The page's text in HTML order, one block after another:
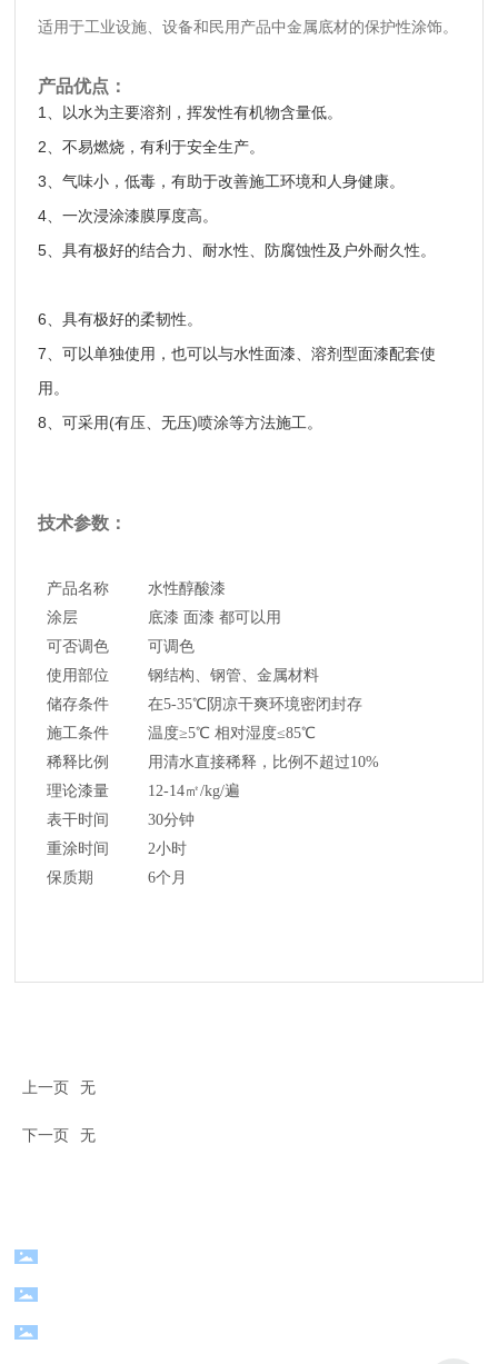
适用于工业设施、设备和民用产品中金属底材的保护性涂饰。
产品优点：
1 、以水为主要溶剂，挥发性有机物含量低。
2 、不易燃烧，有利于安全生产。
3 、气味小，低毒，有助于改善施工环境和人身健康。
4 、一次浸涂漆膜厚度高。
5 、具有极好的结合力、耐水性、防腐蚀性及户外耐久性。
6 、具有极好的柔韧性。
7 、可以单独使用，也可以与水性面漆、溶剂型面漆配套使
用。
8 、可采用 (有压、无压)喷涂等方法施工。
技术参数：
产品名称
水性醇酸漆
涂层
底漆 面漆 都可以用
可否调色
可调色
使用部位
钢结构、钢管、金属材料
储存条件
在5-35℃阴凉干爽环境密闭封存
施工条件
温度≥5℃ 相对湿度≤85℃
稀释比例
用清水直接稀释，比例不超过10%
理论漆量
12-14㎡/kg/遍
表干时间
30分钟
重涂时间
2小时
保质期
6个月
上一页 无
下一页 无